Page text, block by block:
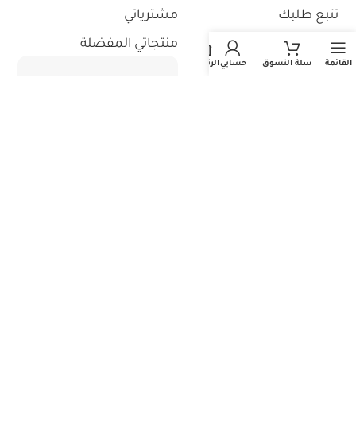
تتبع طلبك
استثمر معنا
مشترياتي
منتجاتي المفضلة
القائمة سلة التسوق حسابيالرئيسية